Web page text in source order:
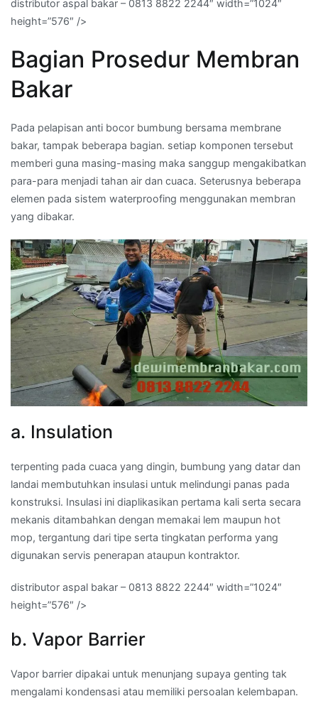
distributor aspal bakar – 0813 8822 2244″ width=”1024″
height=”576″ />
Bagian Prosedur Membran
Bakar
Pada pelapisan anti bocor bumbung bersama membrane
bakar, tampak beberapa bagian. setiap komponen tersebut
memberi guna masing-masing maka sanggup mengakibatkan
para-para menjadi tahan air dan cuaca. Seterusnya beberapa
elemen pada sistem waterproofing menggunakan membran
yang dibakar.
a. Insulation
terpenting pada cuaca yang dingin, bumbung yang datar dan
landai membutuhkan insulasi untuk melindungi panas pada
konstruksi. Insulasi ini diaplikasikan pertama kali serta secara
mekanis ditambahkan dengan memakai lem maupun hot
mop, tergantung dari tipe serta tingkatan performa yang
digunakan servis penerapan ataupun kontraktor.
distributor aspal bakar – 0813 8822 2244″ width=”1024″
height=”576″ />
b. Vapor Barrier
Vapor barrier dipakai untuk menunjang supaya genting tak
mengalami kondensasi atau memiliki persoalan kelembapan.